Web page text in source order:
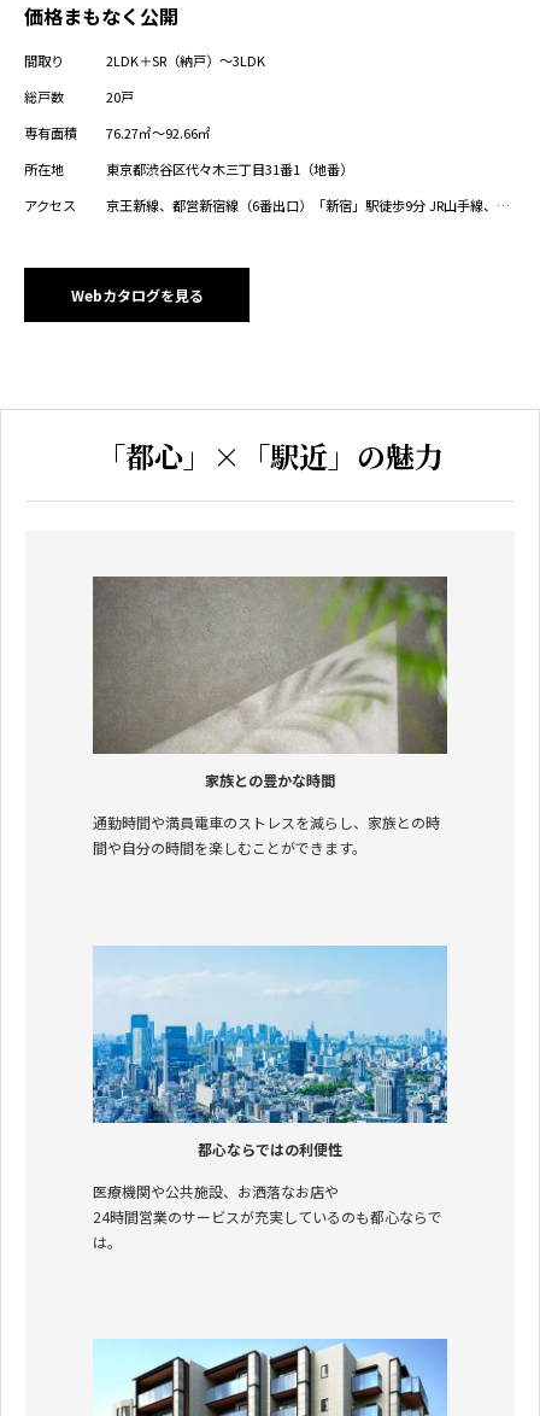
価格まもなく公開
間取り
2LDK＋SR（納戸）～3LDK
総戸数
20戸
専有面積
76.27㎡～92.66㎡
所在地
東京都渋谷区代々木三丁目31番1（地番）
アクセス
京王新線、都営新宿線（6番出口）「新宿」駅徒歩9分 JR山手線、JR
電鉄小田原線「参宮橋」駅徒歩8分 小田急電鉄小田原線「南新宿」駅
徒歩9分 JR山手線、JR中央・総武線、都営大江戸線「代々木」駅徒
歩11分
Webカタログを見る
「都心」×「駅近」の魅力
家族との豊かな時間
通勤時間や満員電車のストレスを減らし、家族との時
間や自分の時間を楽しむことができます。
都心ならではの利便性
医療機関や公共施設、お洒落なお店や
24時間営業のサービスが充実しているのも都心ならで
は。